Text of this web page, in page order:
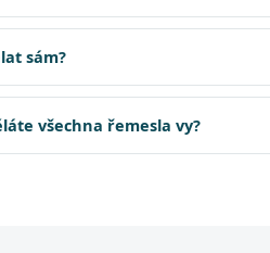
sám?
všechna řemesla vy?